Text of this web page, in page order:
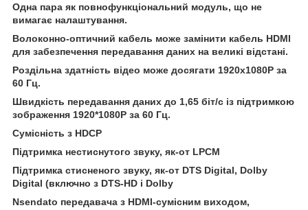
Одна пара як повнофункціональний модуль, що не
вимагає налаштування.
Волоконно-оптичний кабель може замінити кабель HDMI
для забезпечення передавання даних на великі відстані.
Роздільна здатність відео може досягати 1920х1080P за
60 Гц.
Швидкість передавання даних до 1,65 біт/с із підтримкою
зображення 1920*1080P за 60 Гц.
Сумісність з HDCP
Підтримка нестиснутого звуку, як-от LPCM
Підтримка стисненого звуку, як-от DTS Digital, Dolby
Digital (включно з DTS-HD і Dolby
Nsendato передавача з HDMI-сумісним виходом,